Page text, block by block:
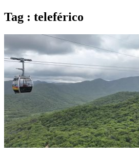
Tag : teleférico